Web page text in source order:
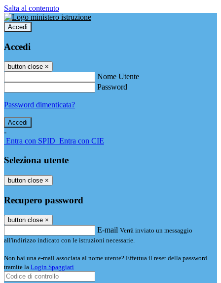
Salta al contenuto
Accedi
Accedi
button close ×
Nome Utente
Password
Password dimenticata?
-
Entra con SPID Entra con CIE
Seleziona utente
button close ×
Recupero password
button close ×
E-mail Verrà inviato un messaggio
all'indirizzo indicato con le istruzioni necessarie.
Non hai una e-mail associata al nome utente? Effettua il reset della password
tramite la Login Spaggiari